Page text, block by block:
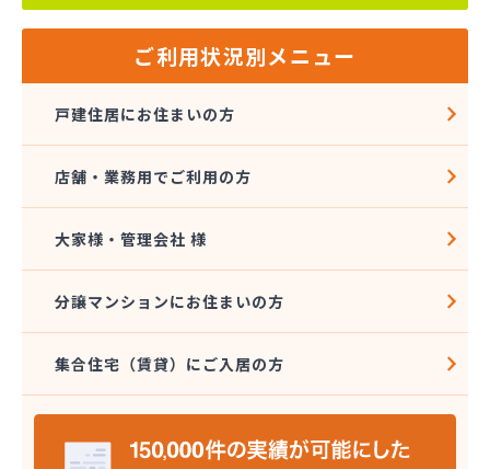
ご利用状況別メニュー
戸建住居にお住まいの方
店舗・業務用でご利用の方
大家様・管理会社 様
分譲マンションにお住まいの方
集合住宅（賃貸）にご入居の方